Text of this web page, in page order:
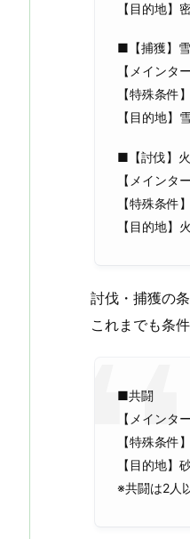
【目的地】
■【捕獲】
【メインタ
【特殊条件
【目的地】
■【討伐】
【メインタ
【特殊条件
【目的地】
討伐・捕獲の
これまでも条
■共闘
【メインタ
【特殊条件
【目的地】
※共闘は2人